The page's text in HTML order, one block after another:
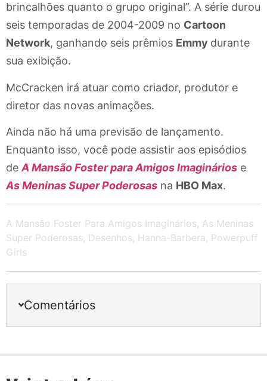
brincalhões quanto o grupo original”. A série durou
seis temporadas de 2004-2009 no Cartoon
Network, ganhando seis prêmios Emmy durante
sua exibição.
McCracken irá atuar como criador, produtor e
diretor das novas animações.
Ainda não há uma previsão de lançamento.
Enquanto isso, você pode assistir aos episódios
deA Mansão Foster para Amigos Imaginários e
As Meninas Super Poderosas na HBO Max.
A Mansão Foster Para Amigos Imaginários As Meninas
Super Poderosas Desenhos Hanna-Barbera Powerpuff
Girls
Comentários